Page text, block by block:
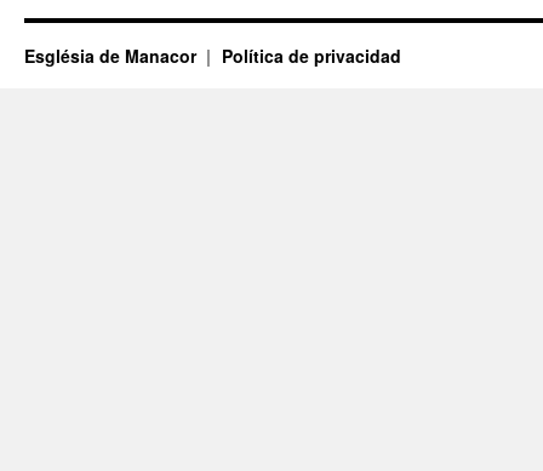
Església de Manacor Política de privacidad